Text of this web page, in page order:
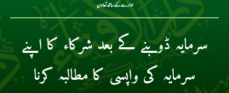
ادارے کے ساتھ تعاون
سرمایہ ڈوبنے کے بعد شرکاء کا اپنے
سرمایہ کی واپسی کا مطالبہ کرنا